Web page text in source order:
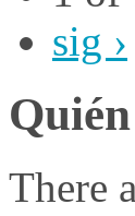
sig ›
There